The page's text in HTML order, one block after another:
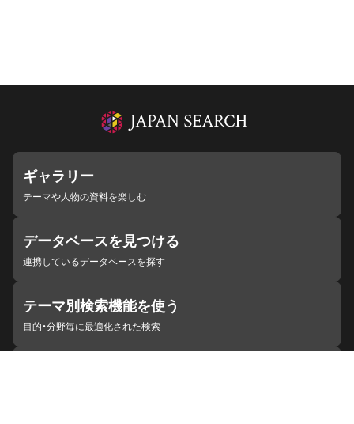
ギャラリー
テーマや人物の資料を楽しむ
データベースを見つける
連携しているデータベースを探す
テーマ別検索機能を使う
目的・分野毎に最適化された検索